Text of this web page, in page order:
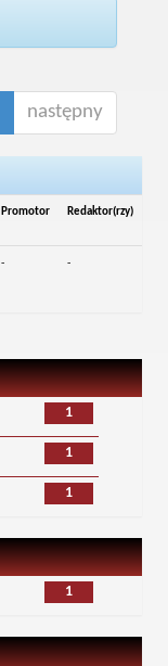
następny
Promotor Redaktor(rzy)
- -
1
1
1
1